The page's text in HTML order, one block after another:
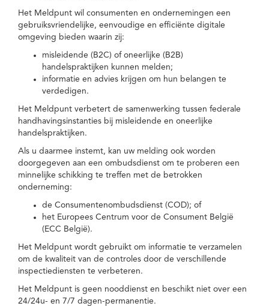
Het Meldpunt wil consumenten en ondernemingen een
gebruiksvriendelijke, eenvoudige en efficiënte digitale
omgeving bieden waarin zij:
misleidende (B2C) of oneerlijke (B2B)
handelspraktijken kunnen melden;
informatie en advies krijgen om hun belangen te
verdedigen.
Het Meldpunt verbetert de samenwerking tussen federale
handhavingsinstanties bij misleidende en oneerlijke
handelspraktijken.
Als u daarmee instemt, kan uw melding ook worden
doorgegeven aan een ombudsdienst om te proberen een
minnelijke schikking te treffen met de betrokken
onderneming:
de Consumentenombudsdienst (COD); of
het Europees Centrum voor de Consument België
(ECC België).
Het Meldpunt wordt gebruikt om informatie te verzamelen
om de kwaliteit van de controles door de verschillende
inspectiediensten te verbeteren.
Het Meldpunt is geen nooddienst en beschikt niet over een
24/24u- en 7/7 dagen-permanentie.